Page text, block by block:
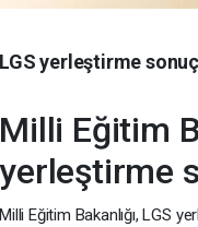
LGS yerleştirme
Milli Eğitim
yerleştirme
Milli Eğitim Bakanlığı, LGS